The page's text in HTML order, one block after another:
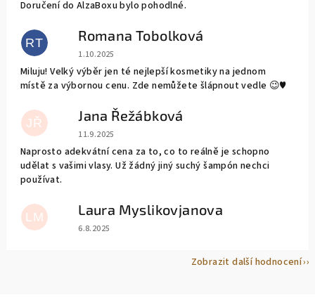
Doručení do AlzaBoxu bylo pohodlné.
RT Romana Tobolková
Hodnocení obchodu je 5 z 5 hvězdiček.
1.10.2025
Miluju! Velký výběr jen té nejlepší kosmetiky na jednom
místě za výbornou cenu. Zde nemůžete šlápnout vedle 😉♥️
JŘ Jana Řežábková
Hodnocení obchodu je 5 z 5 hvězdiček.
11.9.2025
Naprosto adekvátní cena za to, co to reálně je schopno
udělat s vašimi vlasy. Už žádný jiný suchý šampón nechci
používat.
LM Laura Myslikovjanova
Hodnocení obchodu je 5 z 5 hvězdiček.
6.8.2025
Zobrazit další hodnocení